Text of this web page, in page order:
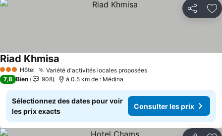
Partager
3 ÉtoilesHôtel Variété d'activités locales proposéesConsulter les prix
Riad Khmisa
7,8 Bien 908 à 0.5 km de : Médina
Sélectionnez des dates pour voir
les prix exacts
Consulter les prix